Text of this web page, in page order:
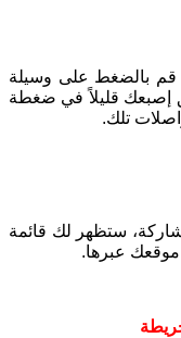
قم بالضغط على وسيلة
إصبعك قليلاً في ضغطة
تلك.
ستظهر لك قائمة
موقعك عبرها.